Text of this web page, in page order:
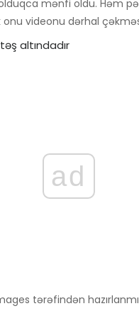
mənfi oldu. Həm
onu videonu dərhal
ad
tərəfindən